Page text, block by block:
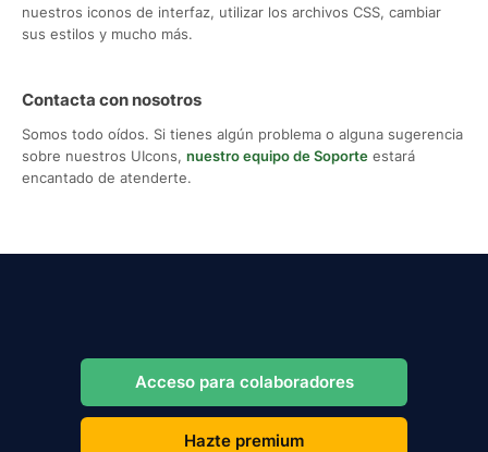
nuestros iconos de interfaz, utilizar los archivos CSS, cambiar
sus estilos y mucho más.
Contacta con nosotros
Somos todo oídos. Si tienes algún problema o alguna sugerencia
sobre nuestros UIcons, nuestro equipo de Soporte estará
encantado de atenderte.
Acceso para colaboradores
Hazte premium